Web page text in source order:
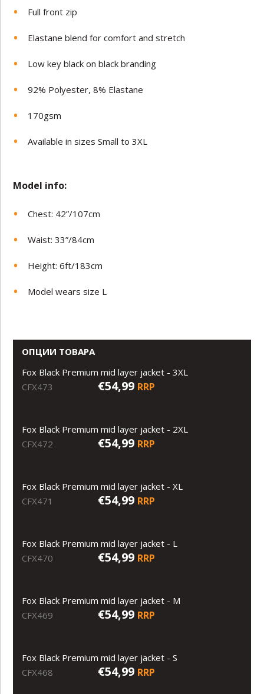
Full front zip
Elastane blend for comfort and stretch
Low key black on black branding
92% Polyester, 8% Elastane
170gsm
Available in sizes Small to 3XL
Model info:
Chest: 42”/107cm
Waist: 33”/84cm
Height: 6ft/183cm
Model wears size L
ОПЦИИ ТОВАРА
Fox Black Premium mid layer jacket - 3XL
CFX473
€54,99 RRP
Fox Black Premium mid layer jacket - 2XL
CFX472
€54,99 RRP
Fox Black Premium mid layer jacket - XL
CFX471
€54,99 RRP
Fox Black Premium mid layer jacket - L
CFX470
€54,99 RRP
Fox Black Premium mid layer jacket - M
CFX469
€54,99 RRP
Fox Black Premium mid layer jacket - S
CFX468
€54,99 RRP